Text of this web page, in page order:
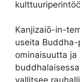
Kanjizaiō-in-
useita
ominaisuutta ja